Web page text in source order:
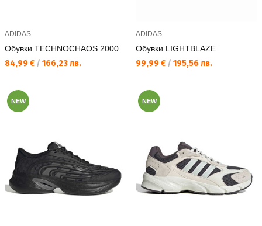
ADIDAS
Обувки TECHNOCHAOS 2000
Текуща цена:
84,99 € / 166,23 лв.
ADIDAS
Обувки LIGHTBLAZE
Текуща цена:
99,99 € / 195,56 лв.
NEW NEW